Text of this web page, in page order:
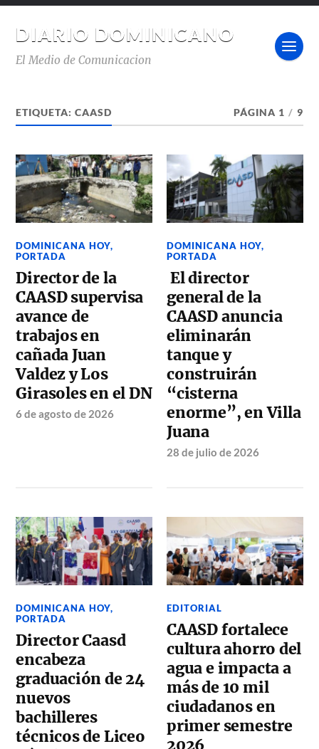
DIARIO DOMINICANO
El Medio de Comunicacion
ETIQUETA:CAASD PÁGINA 1 / 9
DOMINICANA HOY,
PORTADA
Director de la
CAASD supervisa
avance de
trabajos en
cañada Juan
Valdez y Los
Girasoles en el DN
6 de agosto de 2026
DOMINICANA HOY,
PORTADA
El director
general de la
CAASD anuncia
eliminarán
tanque y
construirán
“cisterna
enorme”, en Villa
Juana
28 de julio de 2026
DOMINICANA HOY,
PORTADA
Director Caasd
encabeza
graduación de 24
nuevos
bachilleres
técnicos de Liceo
EDITORIAL
CAASD fortalece
cultura ahorro del
agua e impacta a
más de 10 mil
ciudadanos en
primer semestre
2026